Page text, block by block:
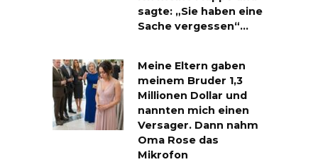
sagte: „Sie haben eine
Sache vergessen“…
Meine Eltern gaben
meinem Bruder 1,3
Millionen Dollar und
nannten mich einen
Versager. Dann nahm
Oma Rose das
Mikrofon